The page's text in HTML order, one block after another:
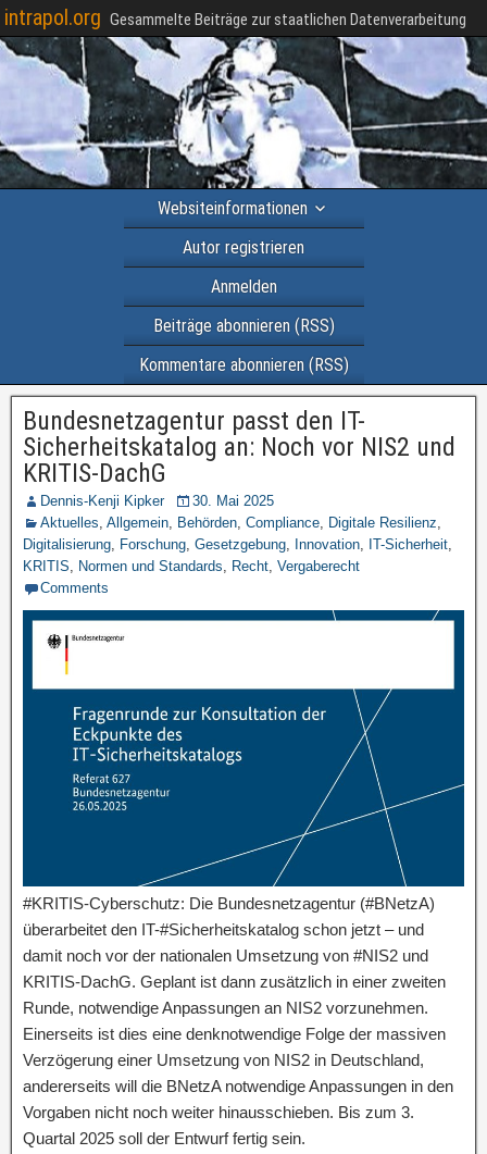
intrapol.org Gesammelte Beiträge zur staatlichen Datenverarbeitung
Websiteinformationen
Autor registrieren
Anmelden
Beiträge abonnieren (RSS)
Kommentare abonnieren (RSS)
Bundesnetzagentur passt den IT-
Sicherheitskatalog an: Noch vor NIS2 und
KRITIS-DachG
Dennis-Kenji Kipker
30. Mai 2025
Aktuelles, Allgemein, Behörden, Compliance, Digitale Resilienz,
Digitalisierung, Forschung, Gesetzgebung, Innovation, IT-Sicherheit,
KRITIS, Normen und Standards, Recht, Vergaberecht
Comments
#KRITIS-Cyberschutz: Die Bundesnetzagentur (#BNetzA)
überarbeitet den IT-#Sicherheitskatalog schon jetzt – und
damit noch vor der nationalen Umsetzung von #NIS2 und
KRITIS-DachG. Geplant ist dann zusätzlich in einer zweiten
Runde, notwendige Anpassungen an NIS2 vorzunehmen.
Einerseits ist dies eine denknotwendige Folge der massiven
Verzögerung einer Umsetzung von NIS2 in Deutschland,
andererseits will die BNetzA notwendige Anpassungen in den
Vorgaben nicht noch weiter hinausschieben. Bis zum 3.
Quartal 2025 soll der Entwurf fertig sein.